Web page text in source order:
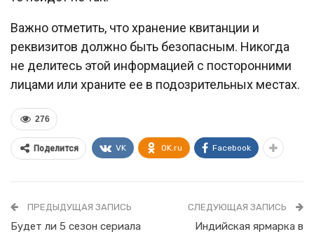
Важно отметить, что хранение квитанции и
реквизитов должно быть безопасным. Никогда
не делитесь этой информацией с посторонними
лицами или храните ее в подозрительных местах.
276
Поделится VK OK.ru Facebook
ПРЕДЫДУЩАЯ ЗАПИСЬ
Будет ли 5 сезон сериала
СЛЕДУЮЩАЯ ЗАПИСЬ
Индийская ярмарка в